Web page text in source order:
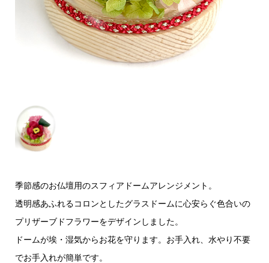
季節感のお仏壇用のスフィアドームアレンジメント。
透明感あふれるコロンとしたグラスドームに心安らぐ色合いの
プリザーブドフラワーをデザインしました。
ドームが埃・湿気からお花を守ります。お手入れ、水やり不要
でお手入れが簡単です。